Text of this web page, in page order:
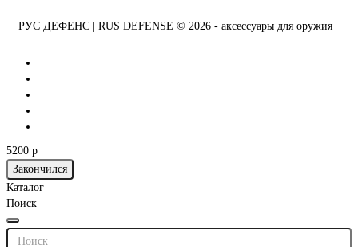
РУС ДЕФЕНС | RUS DEFENSE © 2026 - аксессуары для оружия
5200 р
Закончился
Каталог
Поиск